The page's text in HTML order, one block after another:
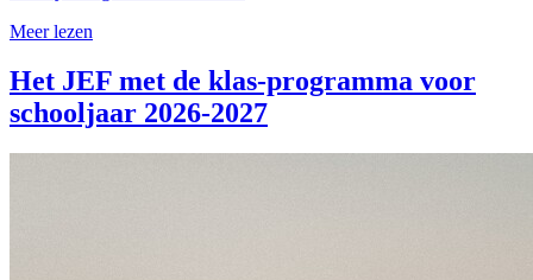
Meer lezen
Het JEF met de klas-programma voor
schooljaar 2026-2027